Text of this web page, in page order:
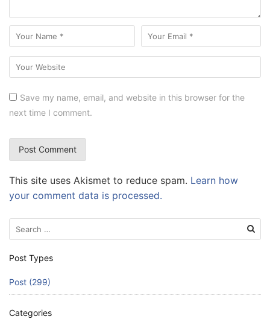
Save my name, email, and website in this browser for the
next time I comment.
This site uses Akismet to reduce spam. Learn how
your comment data is processed.
Search
for:
Post Types
Post (299)
Categories